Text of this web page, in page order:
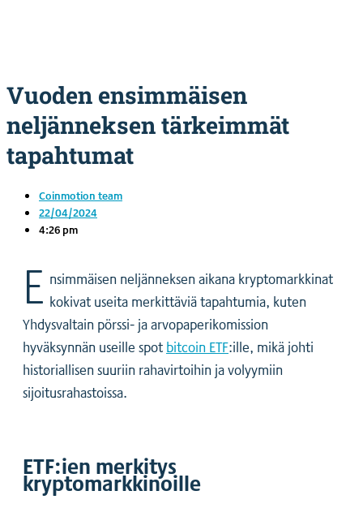
Vuoden ensimmäisen
neljänneksen tärkeimmät
tapahtumat
Coinmotion team
22/04/2024
4:26 pm
E nsimmäisen neljänneksen aikana kryptomarkkinat
kokivat useita merkittäviä tapahtumia, kuten
Yhdysvaltain pörssi- ja arvopaperikomission
hyväksynnän useille spotbitcoin ETF:ille, mikä johti
historiallisen suuriin rahavirtoihin ja volyymiin
sijoitusrahastoissa.
ETF:ien merkitys
kryptomarkkinoille